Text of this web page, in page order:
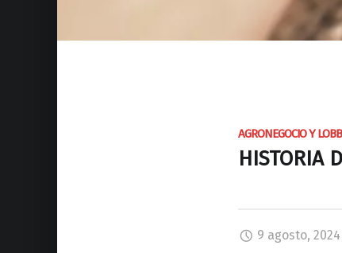
AGRONEGOCIO Y
HISTORIA
9 agosto, 2024